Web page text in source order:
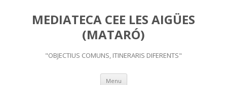
MEDIATECA CEE LES AIGÜES
(MATARÓ)
"OBJECTIUS COMUNS, ITINERARIS DIFERENTS"
Menu Skip